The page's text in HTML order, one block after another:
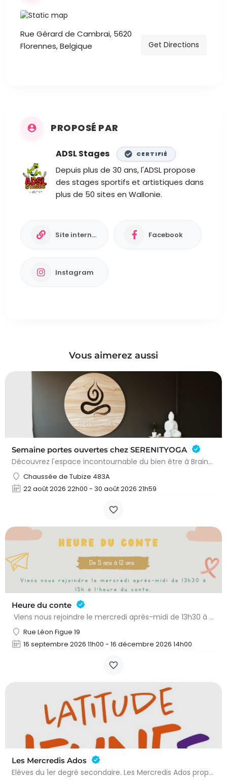
Rue Gérard de Cambrai, 5620
Florennes, Belgique
Get Directions
PROPOSÉ PAR
ADSL Stages CERTIFIÉ
Depuis plus de 30 ans, l'ADSL propose
des stages sportifs et artistiques dans
plus de 50 sites en Wallonie.
Site internet Facebook
Instagram
Vous aimerez aussi
Semaine portes ouvertes chez SERENITYOGA
Découvrez l'espace incontournable du bien être à Braine L'alleud!Du 23 au 30 aout 2026 nous proposons un Pass…
Chaussée de Tubize 483A
22 août 2026 22h00 - 30 août 2026 21h59
Heure du conte
Viens nous rejoindre le mercredi après-midi de 13h30 à 15h à l’heure du conte. On y lit des histoires…
Rue Léon Figue 19
16 septembre 2026 11h00 - 16 décembre 2026 14h00
Les Mercredis Ados
Elèves du 1er degré secondaire. Les Mercredis Ados proposent, aux jeunes, un accompagnement scolaire et une…